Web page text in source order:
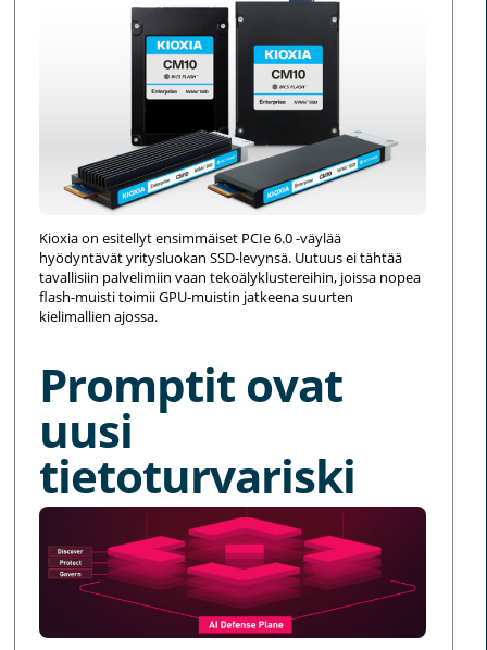
Kioxia on esitellyt ensimmäiset PCIe 6.0 -väylää
hyödyntävät yritysluokan SSD-levynsä. Uutuus ei tähtää
tavallisiin palvelimiin vaan tekoälyklustereihin, joissa nopea
flash-muisti toimii GPU-muistin jatkeena suurten
kielimallien ajossa.
Promptit ovat
uusi
tietoturvariski